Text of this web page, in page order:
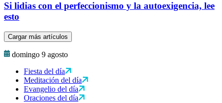
Si lidias con el perfeccionismo y la autoexigencia, lee
esto
Cargar más artículos
domingo 9 agosto
Fiesta del día
Meditación del día
Evangelio del día
Oraciones del día